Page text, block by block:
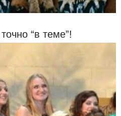
“в теме”!